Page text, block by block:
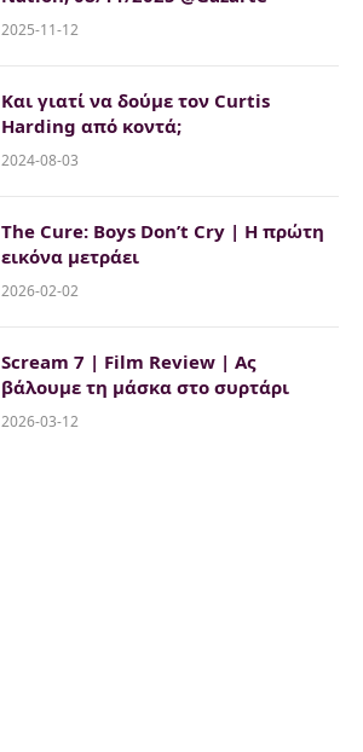
2025-11-12
Και γιατί να δούμε τον Curtis
Harding από κοντά;
2024-08-03
The Cure: Boys Don’t Cry | H πρώτη
εικόνα μετράει
2026-02-02
Scream 7 | Film Review | Ας
βάλουμε τη μάσκα στο συρτάρι
2026-03-12